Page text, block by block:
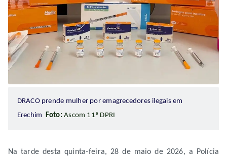
DRACO prende mulher por emagrecedores ilegais em
Erechim Foto: Ascom 11ª DPRI
Na tarde desta quinta-feira, 28 de maio de 2026, a Polícia